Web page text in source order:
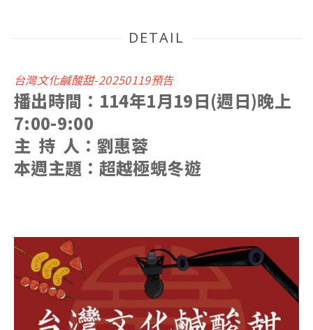
DETAIL
台灣文化鹹酸甜-20250119預告
播出時間：114年1月19日(週日)晚上
7:00-9:00
主 持 人：劉惠蓉
本週主題：超越極蜆冬遊